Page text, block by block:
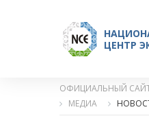
ЦЕНТР
ОФИЦИАЛЬНЫЙ
МЕДИА